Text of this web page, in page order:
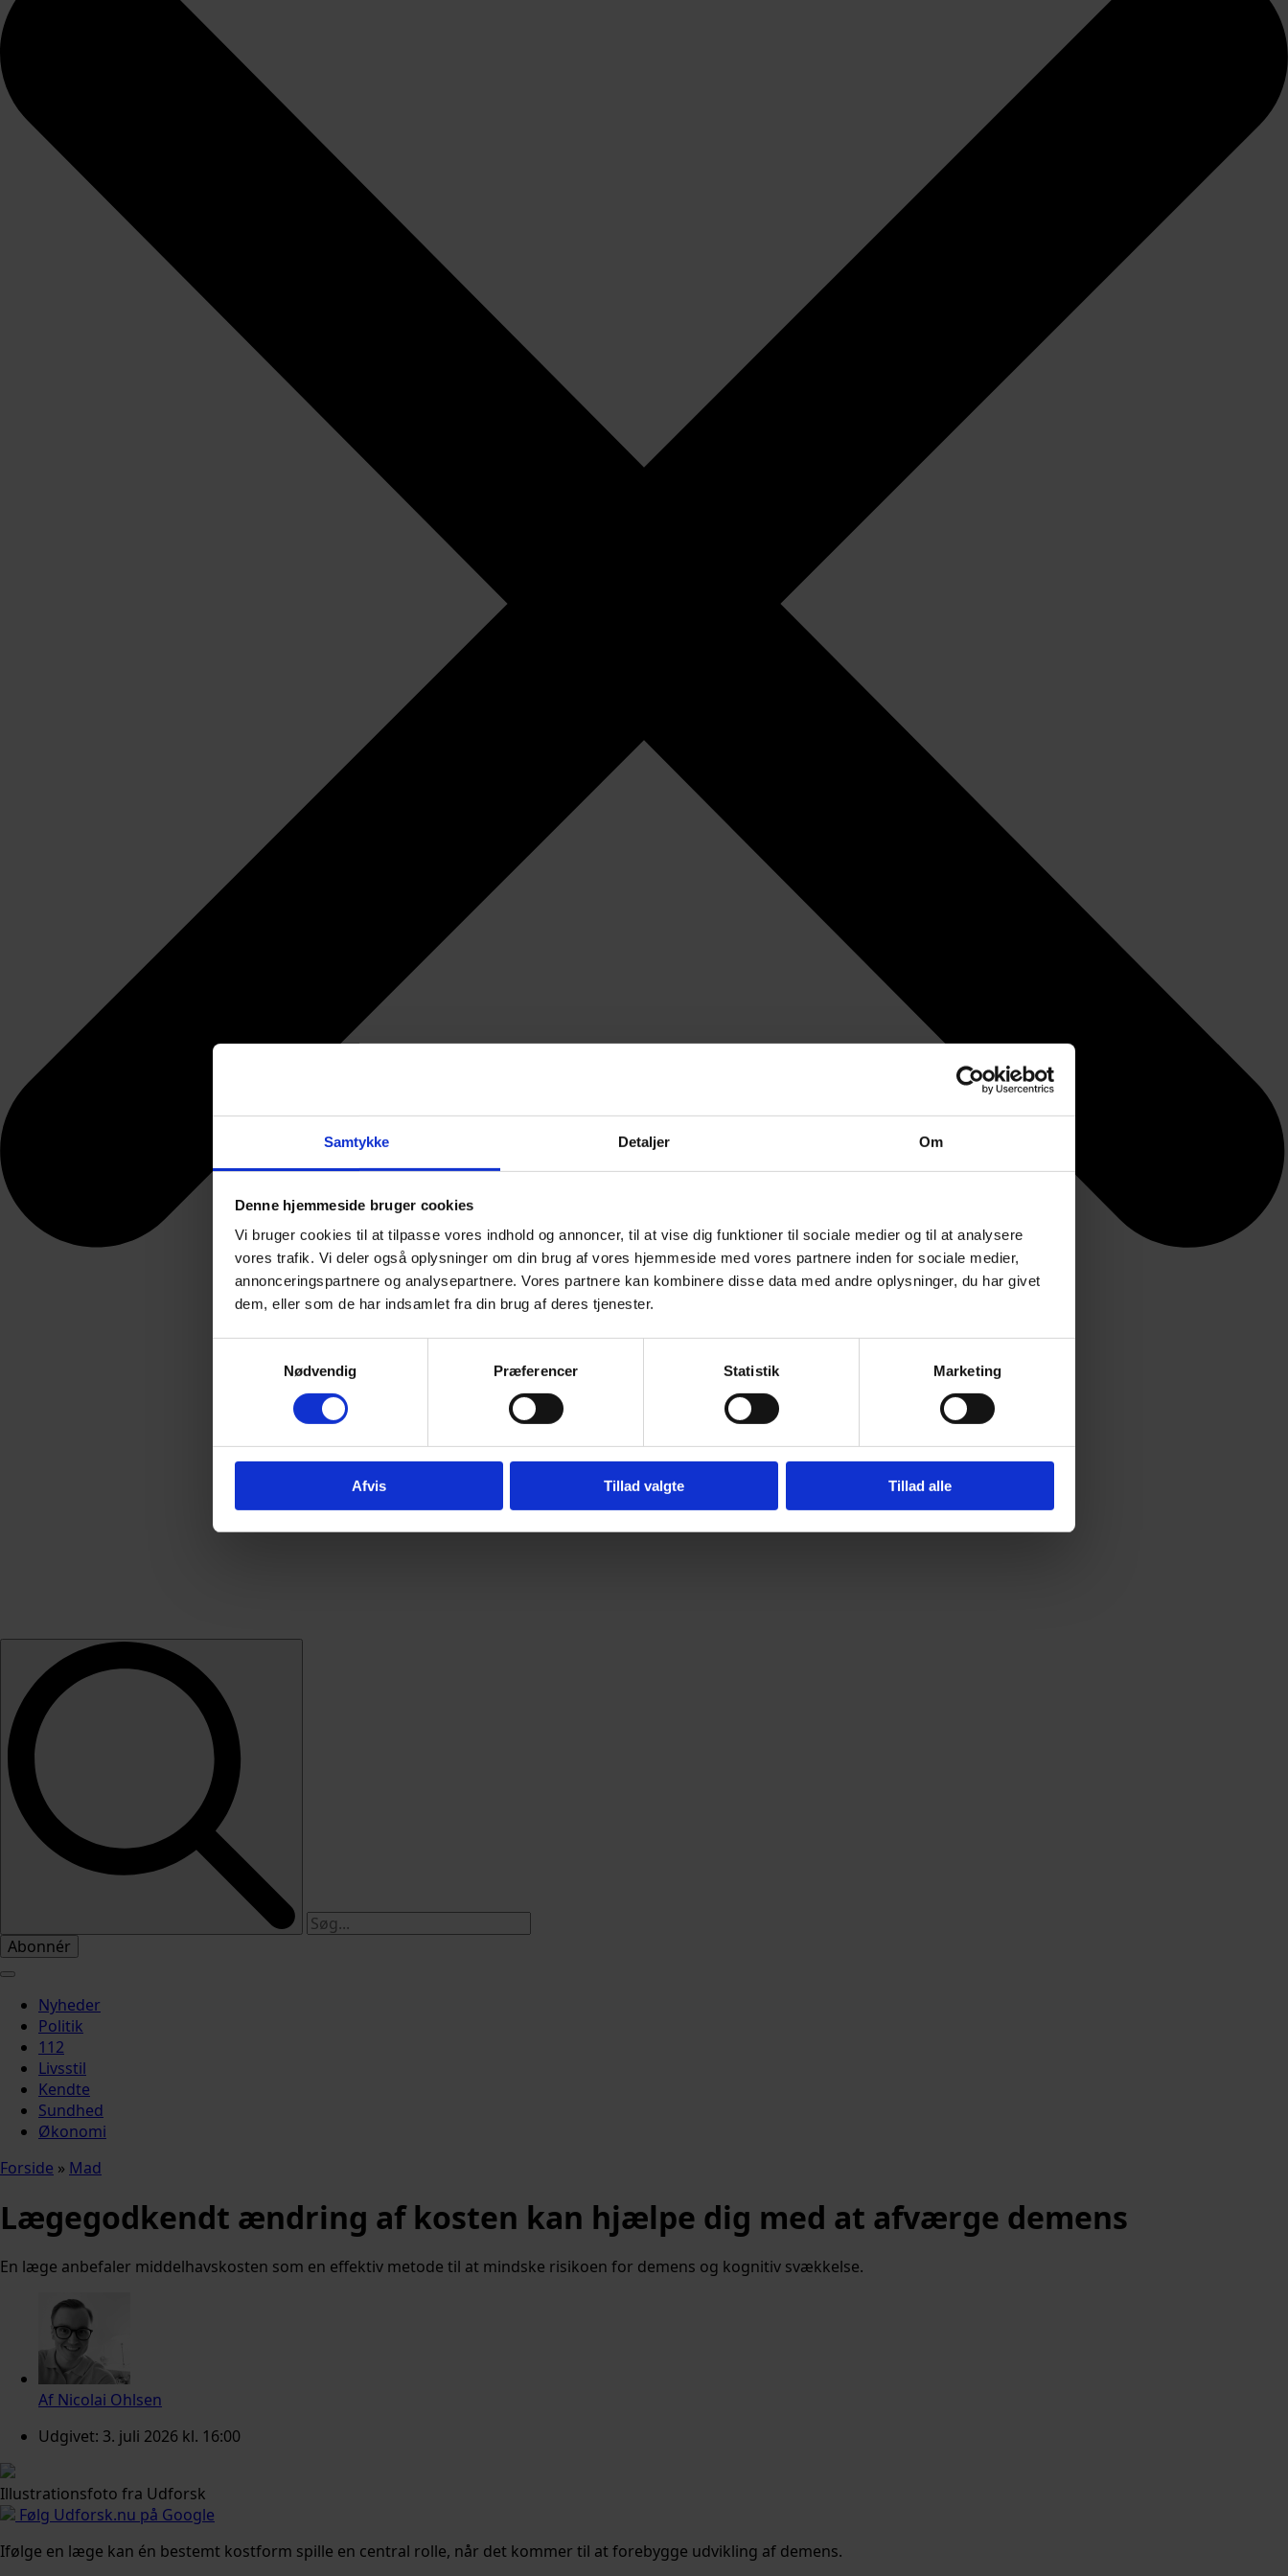
Samtykke Detaljer Om
Denne hjemmeside bruger cookies
Vi bruger cookies til at tilpasse vores indhold og annoncer, til at vise dig funktioner til sociale medier og til at analysere
vores trafik. Vi deler også oplysninger om din brug af vores hjemmeside med vores partnere inden for sociale medier,
annonceringspartnere og analysepartnere. Vores partnere kan kombinere disse data med andre oplysninger, du har givet
dem, eller som de har indsamlet fra din brug af deres tjenester.
Nødvendig
Præferencer Statistik Marketing
Afvis Tillad valgte Tillad alle
Abonnér
Nyheder
Politik
112
Livsstil
Kendte
Sundhed
Økonomi
Forside » Mad
Lægegodkendt ændring af kosten kan hjælpe dig med at afværge demens
En læge anbefaler middelhavskosten som en effektiv metode til at mindske risikoen for demens og kognitiv svækkelse.
Af Nicolai Ohlsen
Udgivet: 3. juli 2026 kl. 16:00
Illustrationsfoto fra Udforsk
Følg Udforsk.nu på Google
Ifølge en læge kan én bestemt kostform spille en central rolle, når det kommer til at forebygge udvikling af demens.